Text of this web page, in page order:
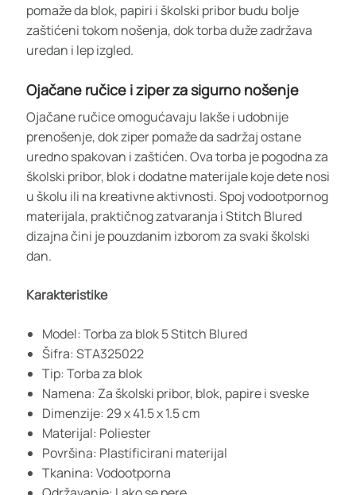
pomaže da blok, papiri i školski pribor budu bolje
zaštićeni tokom nošenja, dok torba duže zadržava
uredan i lep izgled.
Ojačane ručice i ziper za sigurno nošenje
Ojačane ručice omogućavaju lakše i udobnije
prenošenje, dok ziper pomaže da sadržaj ostane
uredno spakovan i zaštićen. Ova torba je pogodna za
školski pribor, blok i dodatne materijale koje dete nosi
u školu ili na kreativne aktivnosti. Spoj vodootpornog
materijala, praktičnog zatvaranja i Stitch Blured
dizajna čini je pouzdanim izborom za svaki školski
dan.
Karakteristike
Model: Torba za blok 5 Stitch Blured
Šifra: STA325022
Tip: Torba za blok
Namena: Za školski pribor, blok, papire i sveske
Dimenzije: 29 x 41.5 x 1.5 cm
Materijal: Poliester
Površina: Plastificirani materijal
Tkanina: Vodootporna